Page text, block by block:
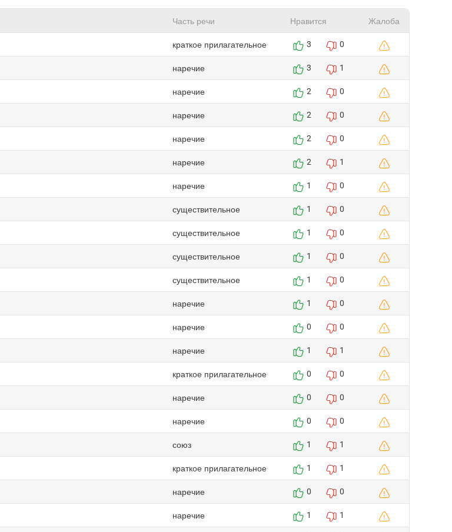
Часть речи Нравится Жалоба
краткое прилагательное 3 0
наречие 3 1
наречие 2 0
наречие 2 0
наречие 2 0
наречие 2 1
наречие 1 0
существительное 1 0
существительное 1 0
существительное 1 0
существительное 1 0
наречие 1 0
наречие 0 0
наречие 1 1
краткое прилагательное 0 0
наречие 0 0
наречие 0 0
союз 1 1
краткое прилагательное 1 1
наречие 0 0
наречие 1 1